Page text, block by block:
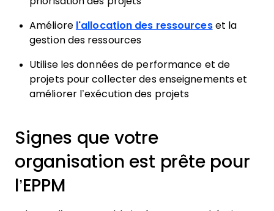
Améliore l'allocation des ressourceset la
gestion des ressources
Utilise les données de performance et de
projets pour collecter des enseignements et
améliorer l’exécution des projets
Signes que votre
organisation est prête pour
l’EPPM